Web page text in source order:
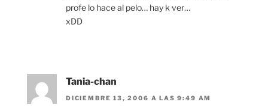
profe lo hace al pelo… hay k ver…
xDD
Tania-chan
DICIEMBRE 13, 2006 A LAS 9:49 AM